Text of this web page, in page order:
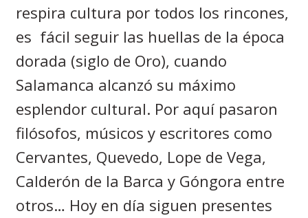
respira cultura por todos los rincones,
es fácil seguir las huellas de la época
dorada (siglo de Oro), cuando
Salamanca alcanzó su máximo
esplendor cultural. Por aquí pasaron
filósofos, músicos y escritores como
Cervantes, Quevedo, Lope de Vega,
Calderón de la Barca y Góngora entre
otros… Hoy en día siguen presentes